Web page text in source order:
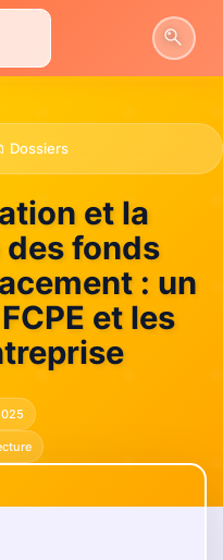
Dossiers
et la
fonds
: un
et les